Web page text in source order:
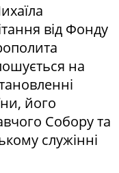
від Фонду
на
його
Собору та
служінні